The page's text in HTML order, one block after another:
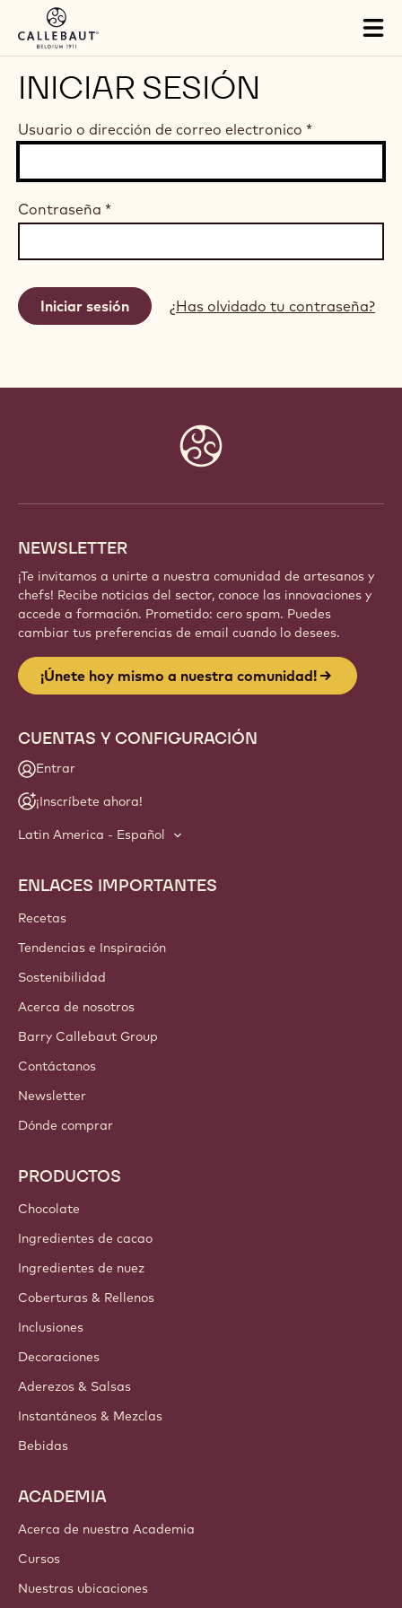
Skip to main content
INICIAR SESIÓN
Usuario o dirección de correo electronico *
Contraseña *
¿Has olvidado tu contraseña?
NEWSLETTER
¡Te invitamos a unirte a nuestra comunidad de artesanos y
chefs! Recibe noticias del sector, conoce las innovaciones y
accede a formación. Prometido: cero spam. Puedes
cambiar tus preferencias de email cuando lo desees.
¡Únete hoy mismo a nuestra comunidad!
CUENTAS Y CONFIGURACIÓN
Entrar
¡Inscríbete ahora!
Latin America - Español
Footer
Callebaut
ENLACES IMPORTANTES
Recetas
Tendencias e Inspiración
Sostenibilidad
Acerca de nosotros
Barry Callebaut Group
Contáctanos
Newsletter
Dónde comprar
PRODUCTOS
Chocolate
Ingredientes de cacao
Ingredientes de nuez
Coberturas & Rellenos
Inclusiones
Decoraciones
Aderezos & Salsas
Instantáneos & Mezclas
Bebidas
ACADEMIA
Acerca de nuestra Academia
Cursos
Nuestras ubicaciones